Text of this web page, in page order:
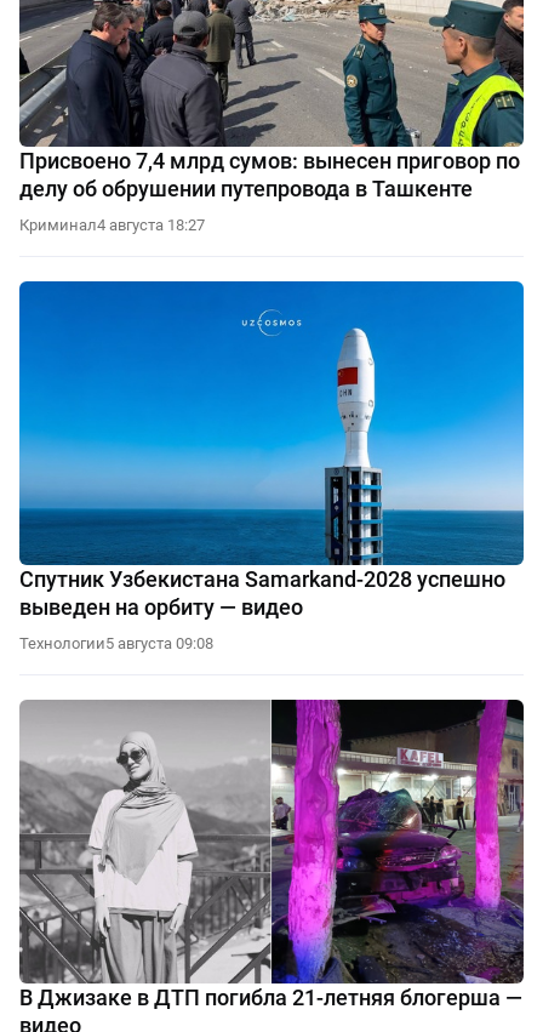
Присвоено 7,4 млрд сумов: вынесен приговор по
делу об обрушении путепровода в Ташкенте
Криминал4 августа 18:27
Спутник Узбекистана Samarkand-2028 успешно
выведен на орбиту — видео
Технологии5 августа 09:08
В Джизаке в ДТП погибла 21-летняя блогерша —
видео